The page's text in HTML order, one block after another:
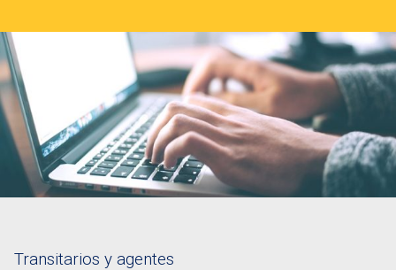
Transitarios y agentes